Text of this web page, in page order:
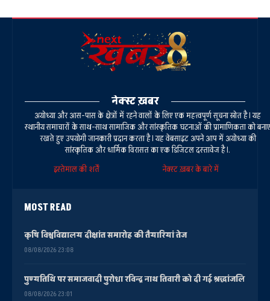
नेक्स्ट ख़बर
अयोध्या और आस-पास के क्षेत्रों में रहने वालों के लिए एक महत्वपूर्ण सूचना स्रोत है। यह
स्थानीय समाचारों के साथ-साथ सामाजिक और सांस्कृतिक घटनाओं की प्रामाणिकता को बनाए
रखते हुए उपयोगी जानकारी प्रदान करता है। यह वेबसाइट अपने आप में अयोध्या की
सांस्कृतिक और धार्मिक विरासत का एक डिजिटल दस्तावेज है।.
इस्तेमाल की शर्तें
नेक्स्ट ख़बर के बारे में
MOST READ
कृषि विश्वविद्यालय दीक्षांत समारोह की तैयारियां तेज
08/08/2026 23:08
पुण्यतिथि पर समाजवादी पुरोधा रविन्द्र नाथ तिवारी को दी गई श्रद्धांजलि
08/08/2026 23:01